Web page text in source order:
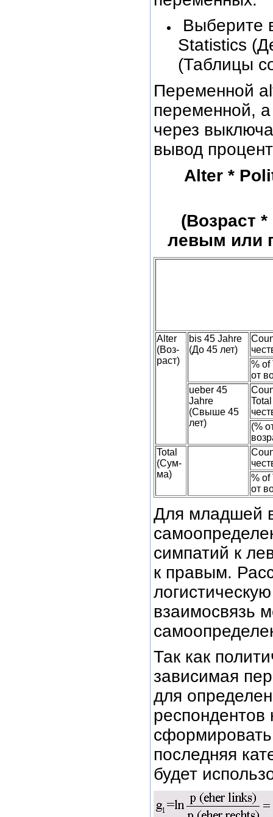
Выберите
Statistics
(Таблицы
Переменной
переменной,
через
вывод
Alter *
(Возраст
левым или
Alter
(Воз-
раст)
bis 45 Jahre
(До 45 лет)
% of
от
ueber 45
Jahre
(Свыше 45
лет)
(%
Total
(Сум-
ма)
% of
от
Для младшей
симпатий к
к правым.
взаимосвязь
Так как
зависимая
для
респондентов
последняя
будет